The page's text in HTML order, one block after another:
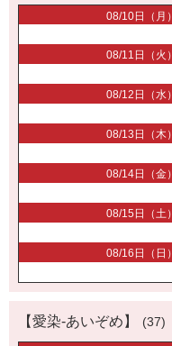
08/10日（月）
08/11日（火）
08/12日（水）
08/13日（木）
08/14日（金）
08/15日（土）
08/16日（日）
【愛染-あいぞめ】 (37)